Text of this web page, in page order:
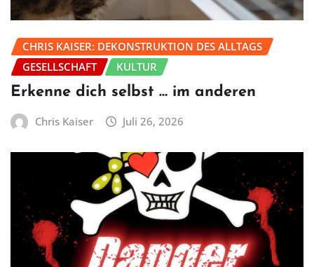
CHRIS KAISER: DEKONSTRUKTION DES ALLTAGS
GESELLSCHAFT
KULTUR
Erkenne dich selbst … im anderen
Chris Kaiser Juli 26, 2026